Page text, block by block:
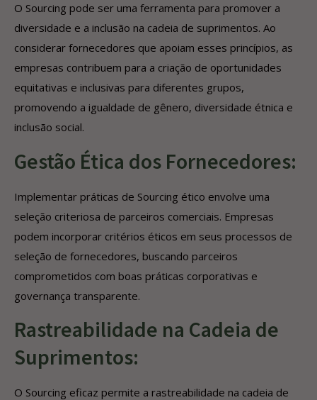
O Sourcing pode ser uma ferramenta para promover a
diversidade e a inclusão na cadeia de suprimentos. Ao
considerar fornecedores que apoiam esses princípios, as
empresas contribuem para a criação de oportunidades
equitativas e inclusivas para diferentes grupos,
promovendo a igualdade de gênero, diversidade étnica e
inclusão social.
Gestão Ética dos Fornecedores:
Implementar práticas de Sourcing ético envolve uma
seleção criteriosa de parceiros comerciais. Empresas
podem incorporar critérios éticos em seus processos de
seleção de fornecedores, buscando parceiros
comprometidos com boas práticas corporativas e
governança transparente.
Rastreabilidade na Cadeia de
Suprimentos:
O Sourcing eficaz permite a rastreabilidade na cadeia de